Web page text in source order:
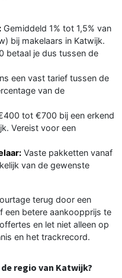
Gemiddeld 1% tot 1,5% van
bij makelaars in Katwijk.
betaal je dus tussen de
een vast tarief tussen de
van de
tot €700 bij een erkend
Vereist voor een
Vaste pakketten vanaf
van de gewenste
terug door een
een betere aankoopprijs te
en let niet alleen op
en het trackrecord.
regio van Katwijk?